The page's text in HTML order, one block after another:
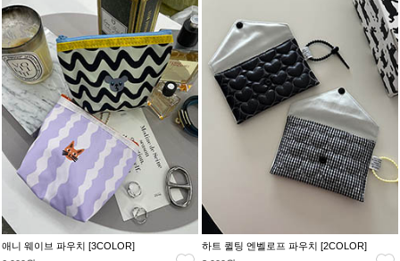
애니 웨이브 파우치 [3COLOR]
하트 퀼팅 엔벨로프 파우치 [2COLOR]